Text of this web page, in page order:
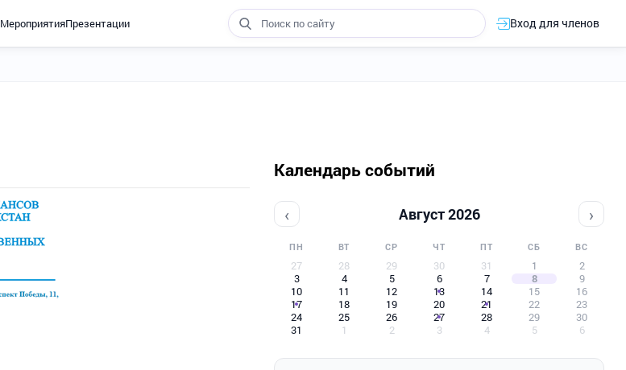
МероприятияПрезентации Вход для членов
Календарь событий
‹ Август 2026 ›
ПН ВТ СР ЧТ ПТ СБ ВС
27 28 29 30 31 1
2
3
4 5 6 7 8
9
10
11 12 13 14 15
16
17
18 19 20 21 22
23
24
25 26 27 28 29
30
31
1 2 3 4 5 6